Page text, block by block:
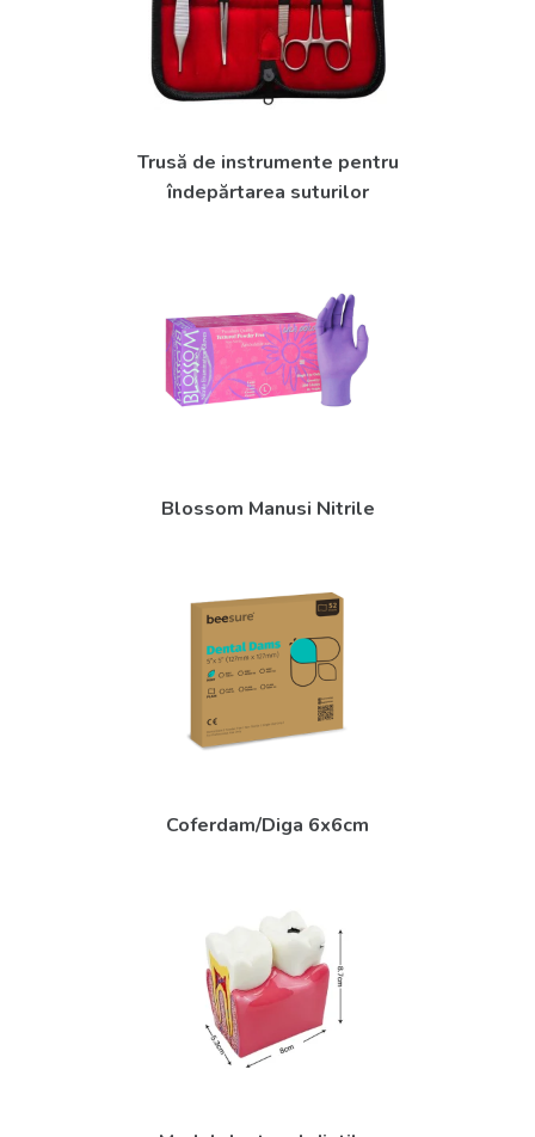
Trusă de instrumente pentru
îndepărtarea suturilor
Blossom Manusi Nitrile
Coferdam/Diga 6x6cm